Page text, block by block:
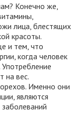
Конечно же,
лица, блестящих
красоты.
и тем, что
когда человек
на вес.
Именно они
являются